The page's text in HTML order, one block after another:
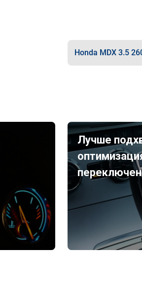
Honda MDX 3.5
Лучше